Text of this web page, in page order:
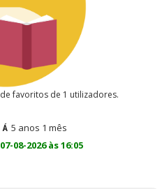
favoritos de 1 utilizadores.
5 anos 1 mês
08-2026 às 16:05